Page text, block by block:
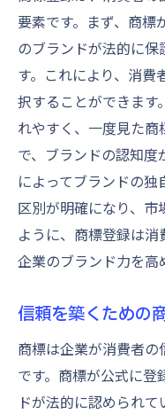
要素です。まず、商標
のブランドが法的に
す。これにより、消
択することができます
れやすく、一度見た
で、ブランドの認知度
によってブランドの
区別が明確になり、市
ように、商標登録は消
企業のブランド力を高
信頼を築くための
商標は企業が消費者
です。商標が公式に登
ドが法的に認められ